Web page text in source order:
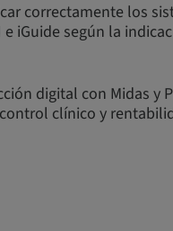
correctamente los
e iGuide según la
digital con Midas y
clínico y